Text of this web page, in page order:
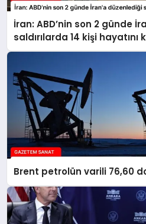
İran: ABD’nin son 2 günde
saldırılarda 14 kişi
Brent petrolün varili 76,60